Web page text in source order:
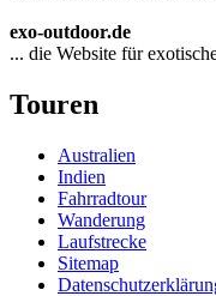
exo-outdoor.de
... die Website für
Touren
Australien
Indien
Fahrradtour
Wanderung
Laufstrecke
Sitemap